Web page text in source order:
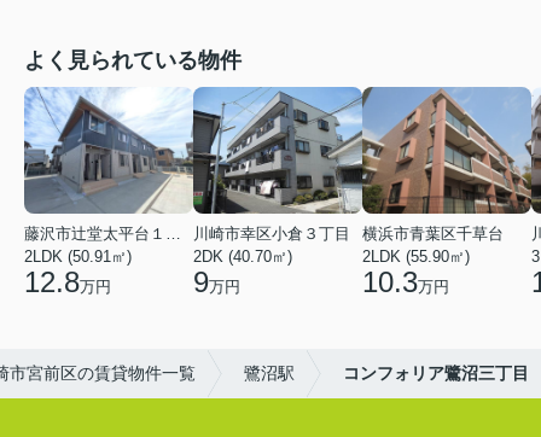
よく見られている物件
藤沢市辻堂太平台１丁目
2LDK (50.91㎡)
12.8万円
川崎市幸区小倉３丁目
2DK (40.70㎡)
9万円
横浜市青葉区千草台
2LDK (55.90㎡)
10.3万円
市宮前区の賃貸物件一覧 鷺沼駅 コンフォリア鷺沼三丁目